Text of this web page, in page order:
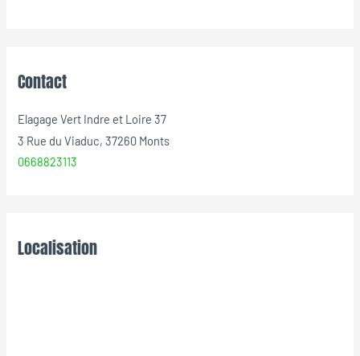
Contact
Elagage Vert Indre et Loire 37
3 Rue du Viaduc, 37260 Monts
0668823113
Localisation